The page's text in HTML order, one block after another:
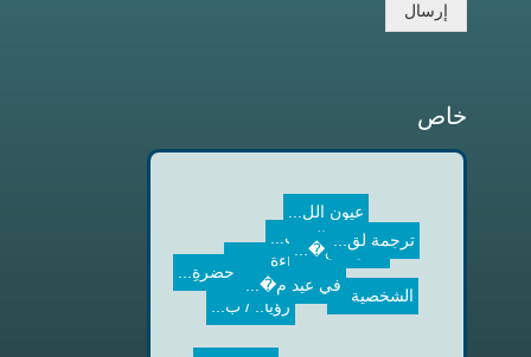
إرسال
خاص
عيون الل...
في حضرةِ...
في البحث...
الموسيق�...
رؤيا.. / ب...
الشخصية ...
مقاربة ن...